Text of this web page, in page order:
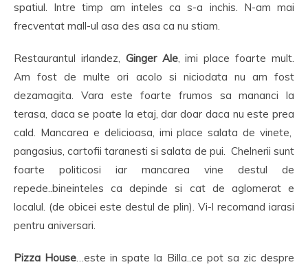
spatiul. Intre timp am inteles ca s-a inchis. N-am mai
frecventat mall-ul asa des asa ca nu stiam.
Restaurantul irlandez, Ginger Ale, imi place foarte mult.
Am fost de multe ori acolo si niciodata nu am fost
dezamagita. Vara este foarte frumos sa mananci la
terasa, daca se poate la etaj, dar doar daca nu este prea
cald. Mancarea e delicioasa, imi place salata de vinete,
pangasius, cartofii taranesti si salata de pui. Chelnerii sunt
foarte politicosi iar mancarea vine destul de
repede..bineinteles ca depinde si cat de aglomerat e
localul. (de obicei este destul de plin). Vi-l recomand iarasi
pentru aniversari.
Pizza House…este in spate la Billa..ce pot sa zic despre